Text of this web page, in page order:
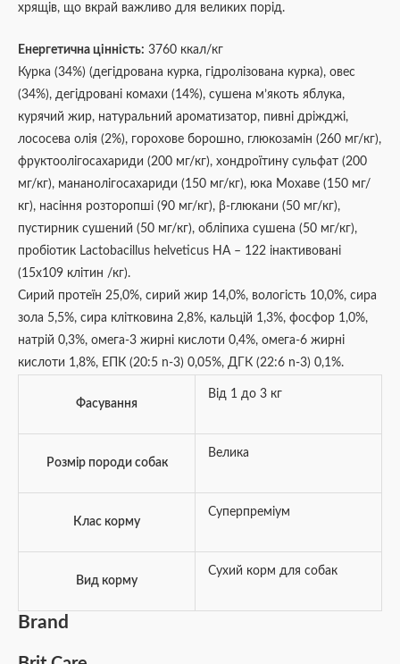
хрящів, що вкрай важливо для великих порід.
Енергетична цінність: 3760 ккал/кг
Курка (34%) (дегідрована курка, гідролізована курка), овес
(34%), дегідровані комахи (14%), сушена м’якоть яблука,
курячий жир, натуральний ароматизатор, пивні дріжджі,
лососева олія (2%), горохове борошно, глюкозамін (260 мг/кг),
фруктоолігосахариди (200 мг/кг), хондроїтину сульфат (200
мг/кг), мананолігосахариди (150 мг/кг), юка Мохаве (150 мг/
кг), насіння розторопші (90 мг/кг), β-глюкани (50 мг/кг),
пустирник сушений (50 мг/кг), обліпиха сушена (50 мг/кг),
пробіотик Lactobacillus helveticus HA – 122 інактивовані
(15х109 клітин /кг).
Сирий протеїн 25,0%, сирий жир 14,0%, вологість 10,0%, сира
зола 5,5%, сира клітковина 2,8%, кальцій 1,3%, фосфор 1,0%,
натрій 0,3%, омега-3 жирні кислоти 0,4%, омега-6 жирні
кислоти 1,8%, ЕПК (20:5 n-3) 0,05%, ДГК (22:6 n-3) 0,1%.
Фасування
Від 1 до 3 кг
Розмір породи собак
Велика
Клас корму
Суперпреміум
Вид корму
Сухий корм для собак
Brand